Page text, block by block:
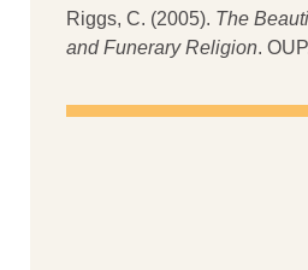
Riggs, C. (2005). The
and Funerary Religion.